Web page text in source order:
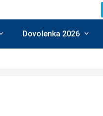
Dovolenka 2026